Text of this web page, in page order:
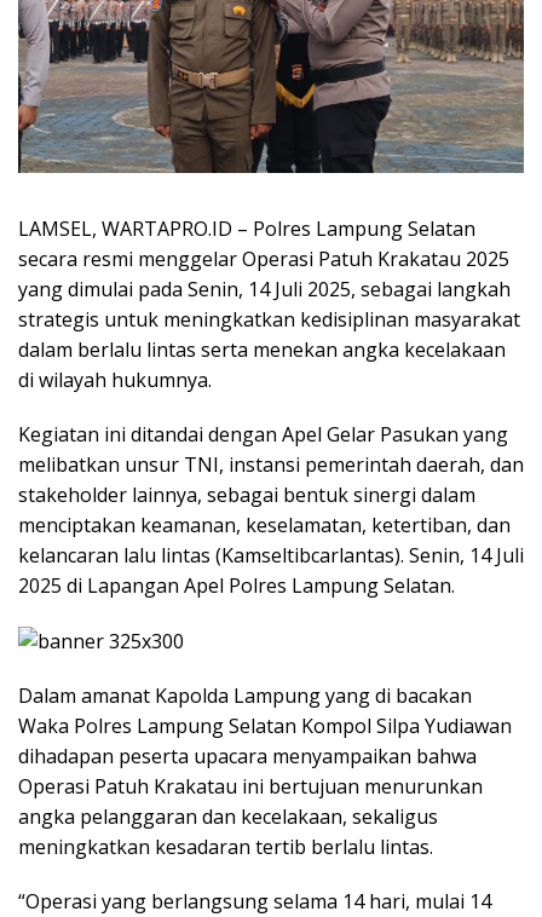
LAMSEL, WARTAPRO.ID – Polres Lampung Selatan
secara resmi menggelar Operasi Patuh Krakatau 2025
yang dimulai pada Senin, 14 Juli 2025, sebagai langkah
strategis untuk meningkatkan kedisiplinan masyarakat
dalam berlalu lintas serta menekan angka kecelakaan
di wilayah hukumnya.
Kegiatan ini ditandai dengan Apel Gelar Pasukan yang
melibatkan unsur TNI, instansi pemerintah daerah, dan
stakeholder lainnya, sebagai bentuk sinergi dalam
menciptakan keamanan, keselamatan, ketertiban, dan
kelancaran lalu lintas (Kamseltibcarlantas). Senin, 14 Juli
2025 di Lapangan Apel Polres Lampung Selatan.
Dalam amanat Kapolda Lampung yang di bacakan
Waka Polres Lampung Selatan Kompol Silpa Yudiawan
dihadapan peserta upacara menyampaikan bahwa
Operasi Patuh Krakatau ini bertujuan menurunkan
angka pelanggaran dan kecelakaan, sekaligus
meningkatkan kesadaran tertib berlalu lintas.
“Operasi yang berlangsung selama 14 hari, mulai 14